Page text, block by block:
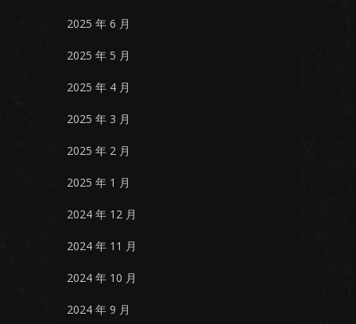
2025 年 6 月
2025 年 5 月
2025 年 4 月
2025 年 3 月
2025 年 2 月
2025 年 1 月
2024 年 12 月
2024 年 11 月
2024 年 10 月
2024 年 9 月